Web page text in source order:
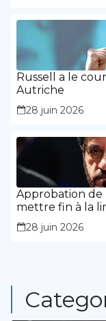
Russell a le
Autriche
28 juin 2026
Approbation de
mettre fin à la
présidence
28 juin 2026